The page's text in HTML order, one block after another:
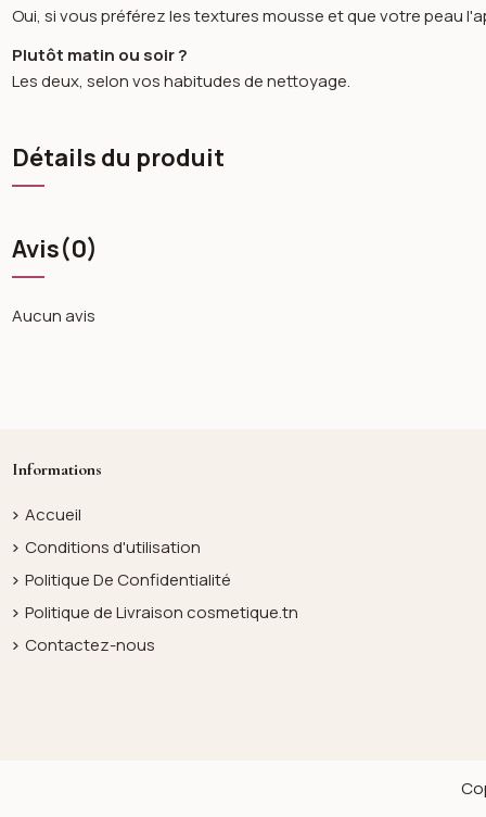
Oui, si vous préférez les textures mousse et que votre peau
Plutôt matin ou soir ?
Les deux, selon vos habitudes de nettoyage.
Détails du produit
Avis(0)
Aucun avis
Informations
Accueil
Conditions d'utilisation
Politique De Confidentialité
Politique de Livraison cosmetique.tn
Contactez-nous